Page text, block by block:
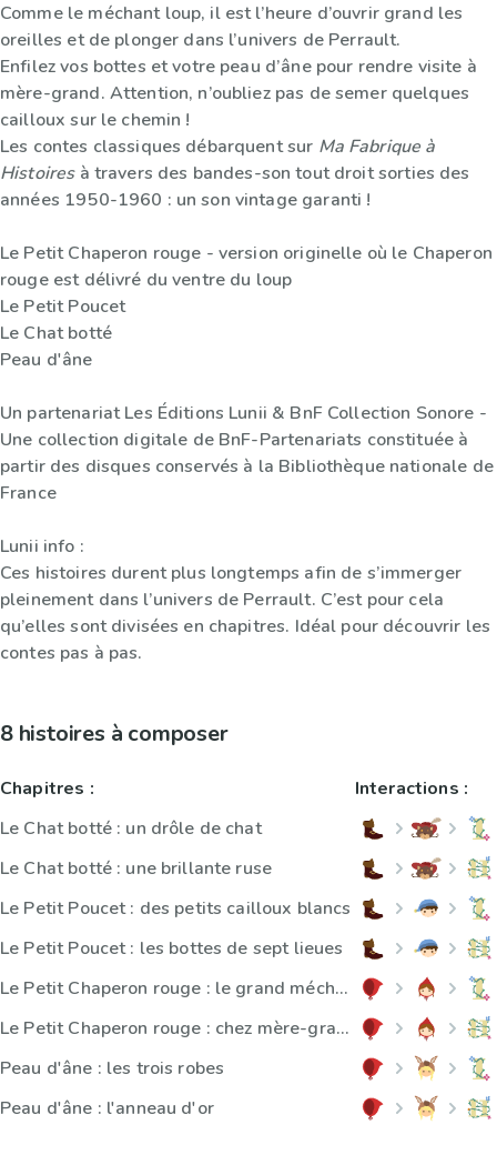
Comme le méchant loup, il est l’heure d’ouvrir grand les
oreilles et de plonger dans l’univers de Perrault.
Enfilez vos bottes et votre peau d’âne pour rendre visite à
mère-grand. Attention, n’oubliez pas de semer quelques
cailloux sur le chemin !
Les contes classiques débarquent sur Ma Fabrique à
Histoiresà travers des bandes-son tout droit sorties des
années 1950-1960 : un son vintage garanti !
Le Petit Chaperon rouge - version originelle où le Chaperon
rouge est délivré du ventre du loup
Le Petit Poucet
Le Chat botté
Peau d'âne
Un partenariat Les Éditions Lunii & BnF Collection Sonore -
Une collection digitale de BnF-Partenariats constituée à
partir des disques conservés à la Bibliothèque nationale de
France
Lunii info :
Ces histoires durent plus longtemps afin de s’immerger
pleinement dans l’univers de Perrault. C’est pour cela
qu’elles sont divisées en chapitres. Idéal pour découvrir les
contes pas à pas.
8 histoires à composer
Chapitres :
Le Chat botté : un drôle de chat
Le Chat botté : une brillante ruse
Le Petit Poucet : des petits cailloux blancs
Le Petit Poucet : les bottes de sept lieues
Le Petit Chaperon rouge : le grand méchant loup
Le Petit Chaperon rouge : chez mère-grand
Peau d'âne : les trois robes
Peau d'âne : l'anneau d'or
Interactions :